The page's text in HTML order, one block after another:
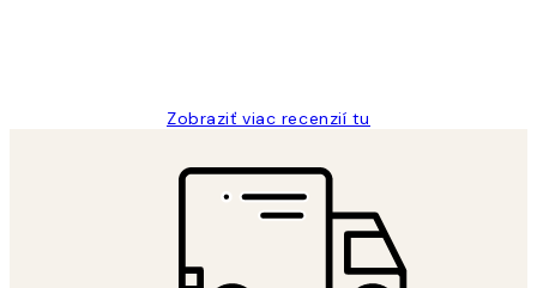
Zobraziť viac recenzií tu